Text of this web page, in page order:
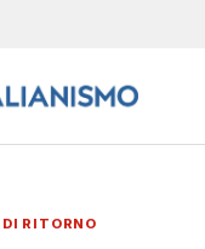
RITORNO